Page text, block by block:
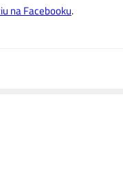
na Facebooku.